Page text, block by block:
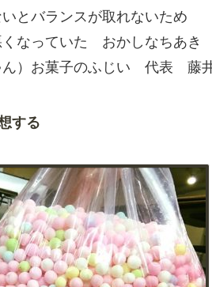
とバランスが取れないため
くなっていた おかしなちあき
ん）お菓子のふじい 代表 藤
する